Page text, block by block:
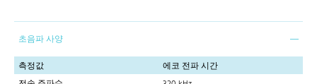
초음파 사양
측정값
에코 전파 시간